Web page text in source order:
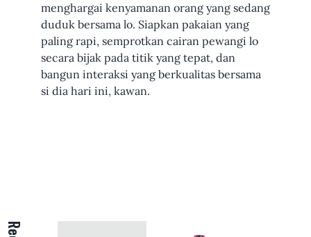
menghargai kenyamanan orang yang sedang
duduk bersama lo. Siapkan pakaian yang
paling rapi, semprotkan cairan pewangi lo
secara bijak pada titik yang tepat, dan
bangun interaksi yang berkualitas bersama
si dia hari ini, kawan.